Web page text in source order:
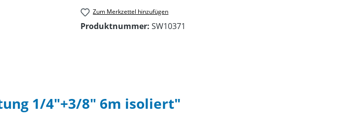
Zum Merkzettel hinzufügen
Produktnummer: SW10371
1/4"+3/8" 6m isoliert"